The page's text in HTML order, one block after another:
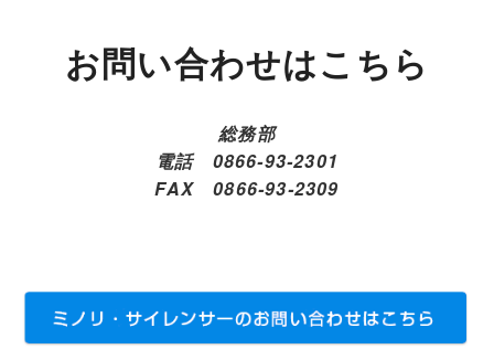
お問い合わせはこちら
総務部
電話 0866-93-2301
FAX
0866-93-2309